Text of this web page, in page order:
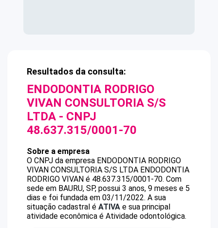
Resultados da consulta:
ENDODONTIA RODRIGO
VIVAN CONSULTORIA S/S
LTDA - CNPJ
48.637.315/0001-70
Sobre a empresa
O CNPJ da empresa ENDODONTIA RODRIGO
VIVAN CONSULTORIA S/S LTDA ENDODONTIA
RODRIGO VIVAN é 48.637.315/0001-70. Com
sede em BAURU, SP, possui 3 anos, 9 meses e 5
dias e foi fundada em 03/11/2022. A sua
situação cadastral é ATIVA e sua principal
atividade econômica é Atividade odontológica.